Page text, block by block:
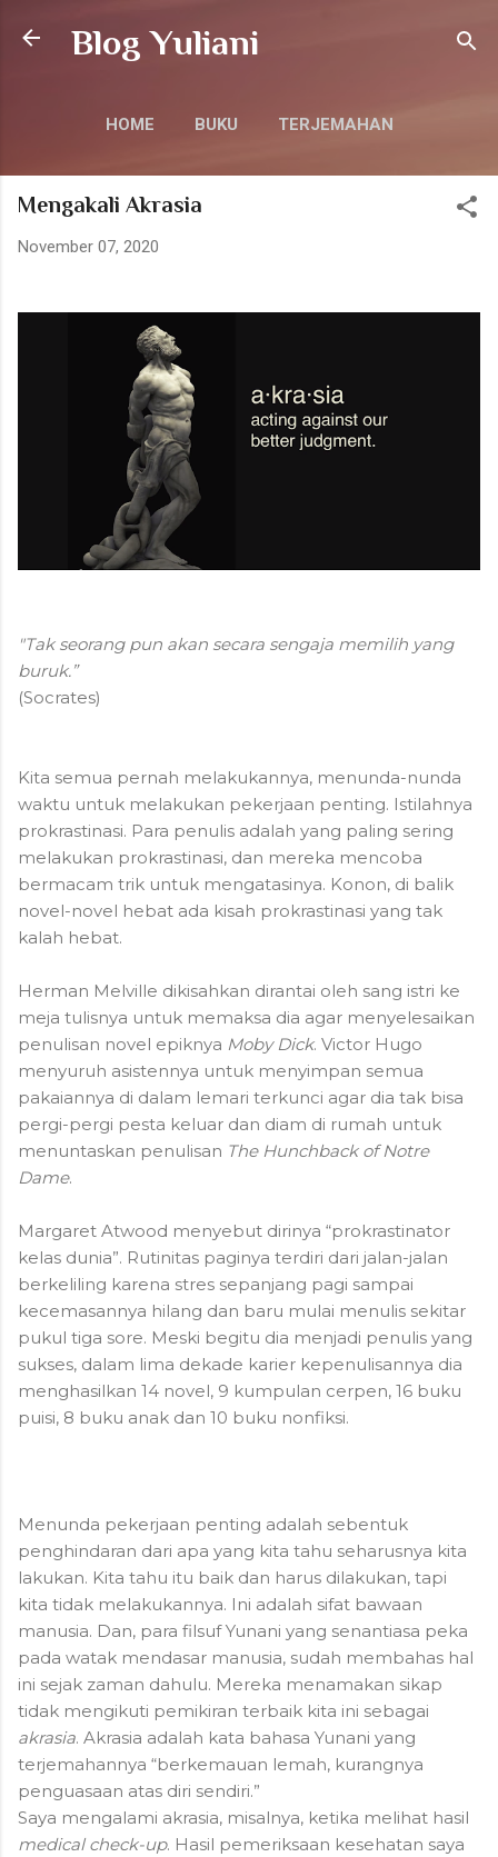
Langsung ke konten utama
Blog Yuliani
HOME BUKU TERJEMAHAN
LAINNYA… KONTAK
Mengakali Akrasia
November 07, 2020
"Tak seorang pun akan secara sengaja memilih yang
buruk.”
(Socrates)
Kita semua pernah melakukannya, menunda-nunda
waktu untuk melakukan pekerjaan penting. Istilahnya
prokrastinasi. Para penulis adalah yang paling sering
melakukan prokrastinasi, dan mereka mencoba
bermacam trik untuk mengatasinya. Konon, di balik
novel-novel hebat ada kisah prokrastinasi yang tak
kalah hebat.
Herman Melville dikisahkan dirantai oleh sang istri ke
meja tulisnya untuk memaksa dia agar menyelesaikan
penulisan novel epiknya Moby Dick. Victor Hugo
menyuruh asistennya untuk menyimpan semua
pakaiannya di dalam lemari terkunci agar dia tak bisa
pergi-pergi pesta keluar dan diam di rumah untuk
menuntaskan penulisan The Hunchback of Notre
Dame.
Margaret Atwood menyebut dirinya “prokrastinator
kelas dunia”. Rutinitas paginya terdiri dari jalan-jalan
berkeliling karena stres sepanjang pagi sampai
kecemasannya hilang dan baru mulai menulis sekitar
pukul tiga sore. Meski begitu dia menjadi penulis yang
sukses, dalam lima dekade karier kepenulisannya dia
menghasilkan 14 novel, 9 kumpulan cerpen, 16 buku
puisi, 8 buku anak dan 10 buku nonfiksi.
Menunda pekerjaan penting adalah sebentuk
penghindaran dari apa yang kita tahu seharusnya kita
lakukan. Kita tahu itu baik dan harus dilakukan, tapi
kita tidak melakukannya. Ini adalah sifat bawaan
manusia. Dan, para filsuf Yunani yang senantiasa peka
pada watak mendasar manusia, sudah membahas hal
ini sejak zaman dahulu. Mereka menamakan sikap
tidak mengikuti pemikiran terbaik kita ini sebagai
akrasia. Akrasia adalah kata bahasa Yunani yang
terjemahannya “berkemauan lemah, kurangnya
penguasaan atas diri sendiri.”
Saya mengalami akrasia, misalnya, ketika melihat hasil
medical check-up. Hasil pemeriksaan kesehatan saya